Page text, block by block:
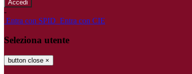
-
Entra con SPID Entra con CIE
Seleziona utente
button close ×